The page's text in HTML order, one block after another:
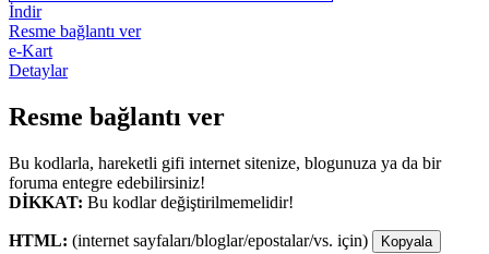
İndir
Resme bağlantı ver
e-Kart
Detaylar
Resme bağlantı ver
Bu kodlarla, hareketli gifi internet sitenize, blogunuza ya da bir
foruma entegre edebilirsiniz!
DİKKAT: Bu kodlar değiştirilmemelidir!
HTML: (internet sayfaları/bloglar/epostalar/vs. için) Kopyala